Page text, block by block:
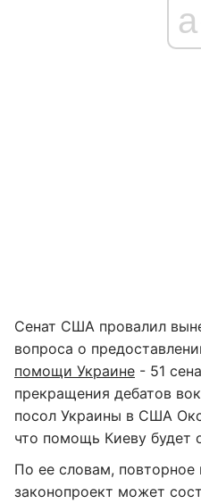
Сенат США провалил
вопроса о
помощи Украине - 51
прекращения дебатов
посол Украины в США
что помощь Киеву будет
По ее словам, повторное
законопроект может